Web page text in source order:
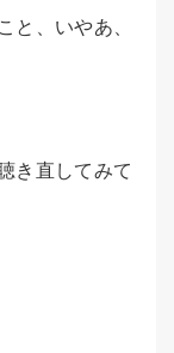
と、いやあ、
き直してみて